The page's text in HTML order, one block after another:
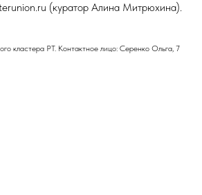
(куратор Алина Митрюхина).
кластера РТ. Контактное лицо: Серенко Ольга, 7